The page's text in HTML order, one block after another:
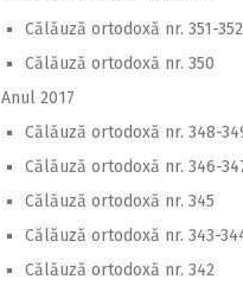
Călăuză ortodoxă nr. 351-352
Călăuză ortodoxă nr. 350
Anul 2017
Călăuză ortodoxă nr. 348-
Călăuză ortodoxă nr. 346-
Călăuză ortodoxă nr. 345
Călăuză ortodoxă nr. 343-
Călăuză ortodoxă nr. 342